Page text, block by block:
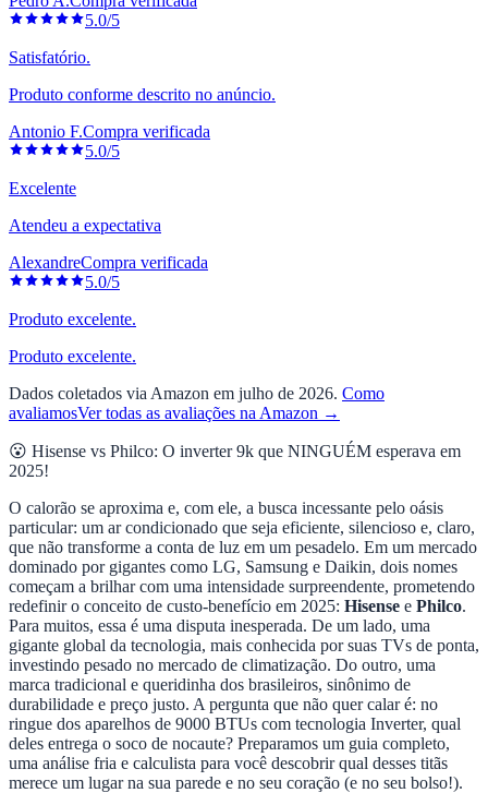
5.0/5
Satisfatório.
Produto conforme descrito no anúncio.
Antonio F.Compra verificada
5.0/5
Excelente
Atendeu a expectativa
AlexandreCompra verificada
5.0/5
Produto excelente.
Produto excelente.
Dados coletados via Amazon em julho de 2026. Como
avaliamosVer todas as avaliações na Amazon →
😮 Hisense vs Philco: O inverter 9k que NINGUÉM esperava em
2025!
O calorão se aproxima e, com ele, a busca incessante pelo oásis
particular: um ar condicionado que seja eficiente, silencioso e, claro,
que não transforme a conta de luz em um pesadelo. Em um mercado
dominado por gigantes como LG, Samsung e Daikin, dois nomes
começam a brilhar com uma intensidade surpreendente, prometendo
redefinir o conceito de custo-benefício em 2025: Hisense e Philco.
Para muitos, essa é uma disputa inesperada. De um lado, uma
gigante global da tecnologia, mais conhecida por suas TVs de ponta,
investindo pesado no mercado de climatização. Do outro, uma
marca tradicional e queridinha dos brasileiros, sinônimo de
durabilidade e preço justo. A pergunta que não quer calar é: no
ringue dos aparelhos de 9000 BTUs com tecnologia Inverter, qual
deles entrega o soco de nocaute? Preparamos um guia completo,
uma análise fria e calculista para você descobrir qual desses titãs
merece um lugar na sua parede e no seu coração (e no seu bolso!).